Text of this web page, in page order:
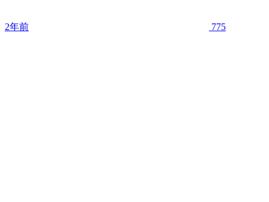
2年前 775